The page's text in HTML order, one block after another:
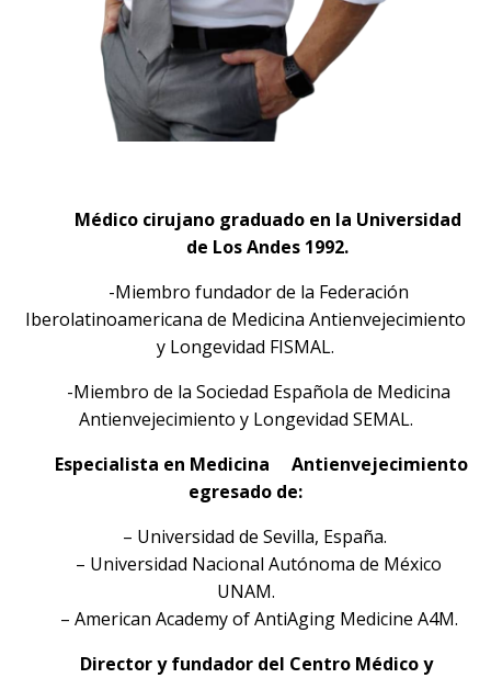
Médico cirujano graduado en la Universidad
de Los Andes 1992.
-Miembro fundador de la Federación
Iberolatinoamericana de Medicina Antienvejecimiento
y Longevidad FISMAL.
-Miembro de la Sociedad Española de Medicina
Antienvejecimiento y Longevidad SEMAL.
Especialista en Medicina Antienvejecimiento
egresado de:
– Universidad de Sevilla, España.
– Universidad Nacional Autónoma de México
UNAM.
– American Academy of AntiAging Medicine A4M.
Director y fundador del Centro Médico y